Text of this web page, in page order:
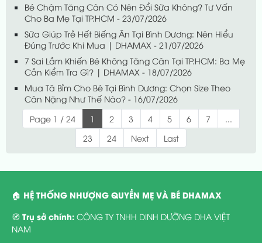
Bé Chậm Tăng Cân Có Nên Đổi Sữa Không? Tư Vấn
Cho Ba Mẹ Tại TP.HCM - 23/07/2026
Sữa Giúp Trẻ Hết Biếng Ăn Tại Bình Dương: Nên Hiểu
Đúng Trước Khi Mua | DHAMAX - 21/07/2026
7 Sai Lầm Khiến Bé Không Tăng Cân Tại TP.HCM: Ba Mẹ
Cần Kiểm Tra Gì? | DHAMAX - 18/07/2026
Mua Tã Bỉm Cho Bé Tại Bình Dương: Chọn Size Theo
Cân Nặng Như Thế Nào? - 16/07/2026
Page 1 / 24
1 2 3 4 5 6 7
...
23
24 Next Last
🏠 HỆ THỐNG NHƯỢNG QUYỀN MẸ VÀ BÉ DHAMAX
🧭 Trụ sở chính: CÔNG TY TNHH DINH DƯỠNG DHA VIỆT
NAM